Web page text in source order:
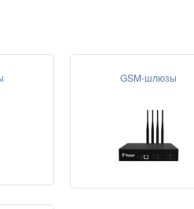
GSM-шлюзы